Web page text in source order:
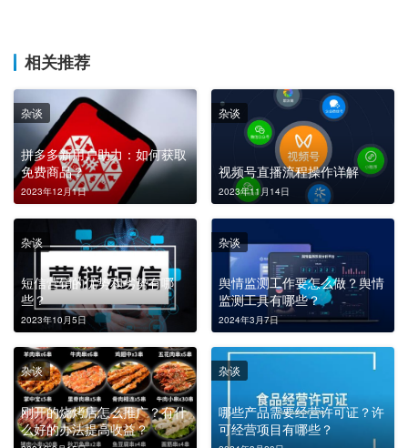
相关推荐
拼多多新用户助力：如何获取
免费商品？
2023年12月1日
杂谈
视频号直播流程操作详解
2023年11月14日
杂谈
短信营销的优势和劣势有哪
些？
2023年10月5日
杂谈
舆情监测工作要怎么做？舆情
监测工具有哪些？
2024年3月7日
杂谈
刚开的烧烤店怎么推广？有什
么好的办法提高收益？
杂谈
哪些产品需要经营许可证？许
可经营项目有哪些？
杂谈